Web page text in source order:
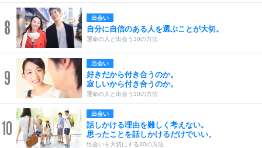
8 出会い
自分に自信のある人を選ぶことが大切。
運命の人と出会う30の方法
9
出会い
好きだから付き合うのか。
寂しいから付き合うのか。
運命の人と出会う30の方法
10
出会い
話しかける理由を難しく考えない。
思ったことを話しかけるだけでいい。
出会いを大切にする30の方法